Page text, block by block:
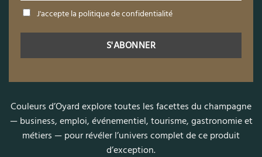
J'accepte la politique de confidentialité
Couleurs d’Oyard explore toutes les facettes du champagne
— business, emploi, événementiel, tourisme, gastronomie et
métiers — pour révéler l’univers complet de ce produit
d’exception.